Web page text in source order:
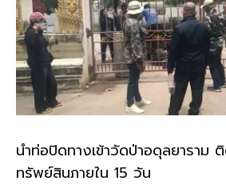
นำท่อปิดทางเข้าวัดป่าอดุลยาราม
ทรัพย์สินภายใน 15 วัน